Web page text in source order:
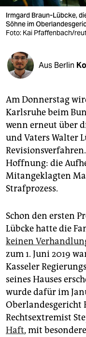
verlag
veranstaltungen
fragen & hilfe
abo
genossenschaft
epaper login
Irmgard Braun-Lübcke,
Söhne im
Foto: Kai Pfaffenbach/
Aus Berlin
Am Donnerstag
Karlsruhe beim
wenn erneut über
und Vaters Walter
Hoffnung: die
Mitangeklagten
Strafprozess.
Schon den ersten
Lübcke hatte die
keinen
zum 1. Juni 2019
Kasseler
seines Hauses
wurde dafür im
Rechtsextremist
Haft, mit